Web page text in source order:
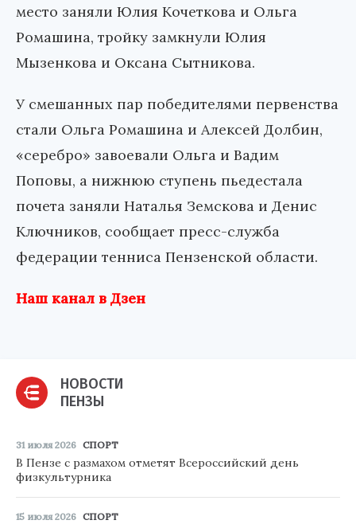
место заняли Юлия Кочеткова и Ольга
Ромашина, тройку замкнули Юлия
Мызенкова и Оксана Сытникова.
У смешанных пар победителями первенства
стали Ольга Ромашина и Алексей Долбин,
«серебро» завоевали Ольга и Вадим
Поповы, а нижнюю ступень пьедестала
почета заняли Наталья Земскова и Денис
Ключников, сообщает пресс-служба
федерации тенниса Пензенской области.
Наш канал в Дзен
НОВОСТИ
ПЕНЗЫ
31 июля 2026 СПОРТ
В Пензе с размахом отметят Всероссийский день
физкультурника
15 июля 2026 СПОРТ